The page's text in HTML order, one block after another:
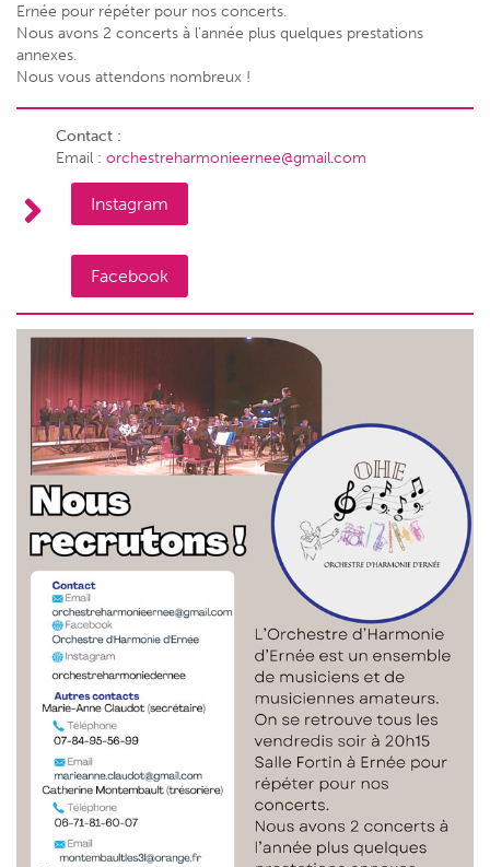
Ernée pour répéter pour nos concerts.
Nous avons 2 concerts à l’année plus quelques prestations
annexes.
Nous vous attendons nombreux !
Contact :
Email : orchestreharmonieernee@gmail.com
Instagram
Facebook